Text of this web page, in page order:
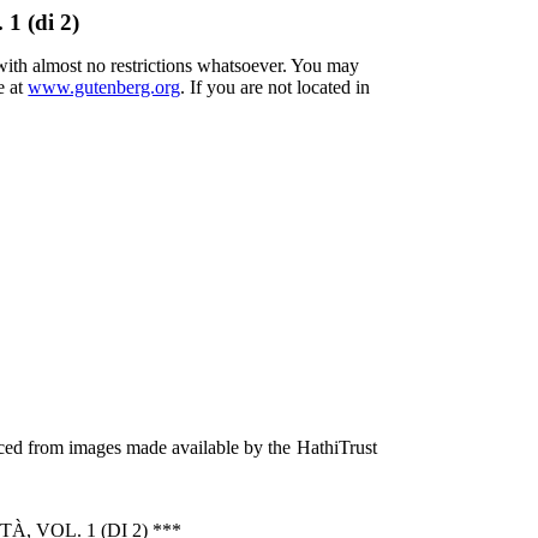
1 (di 2)
almost no restrictions whatsoever. You may
atwww.gutenberg.org. If you are not located in
from images made available by the HathiTrust
VOL. 1 (DI 2) ***